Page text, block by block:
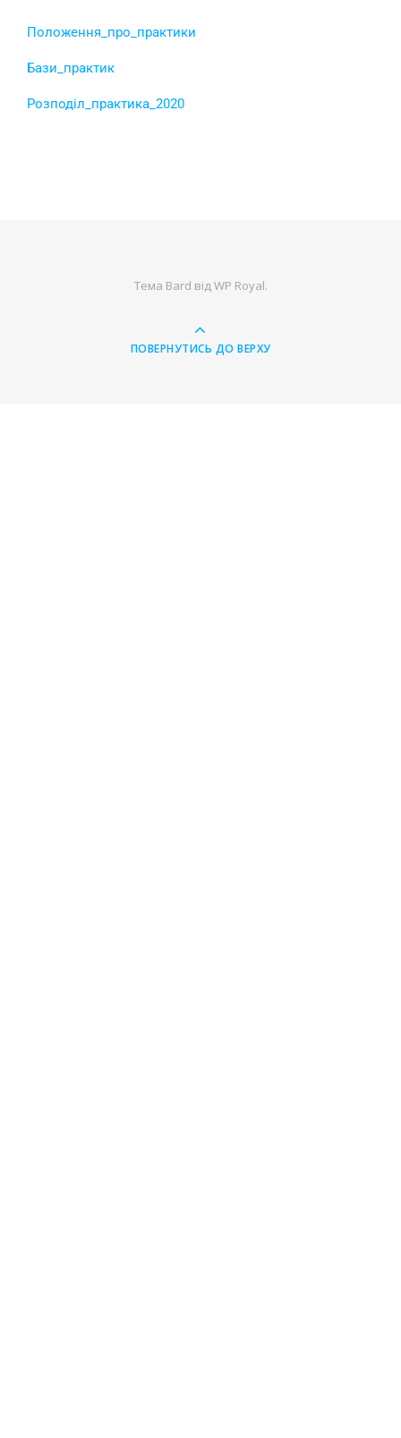
Положення_про_практики
Бази_практик
Розподіл_практика_2020
Тема Bard відWP Royal.
ПОВЕРНУТИСЬ ДО ВЕРХУ